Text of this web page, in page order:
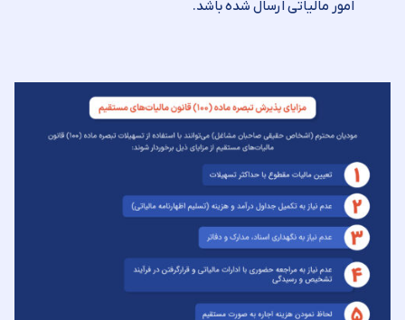
امور مالیاتی ارسال شده باشد.